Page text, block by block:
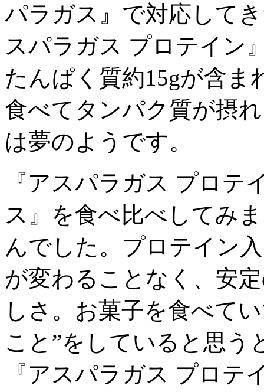
パラガス』で対応して
スパラガス プロテイン
たんぱく質約15gが含
食べてタンパク質が摂
は夢のようです。
『アスパラガス プロテ
ス』を食べ比べしてみ
んでした。プロテイン
が変わることなく、安
しさ。お菓子を食べて
こと”をしていると思う
『アスパラガス プロテ